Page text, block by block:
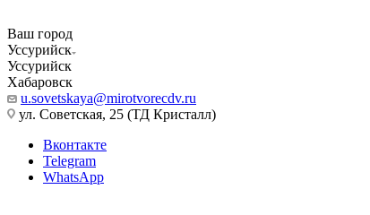
Ваш город
Уссурийск
Уссурийск
Хабаровск
u.sovetskaya@mirotvorecdv.ru
ул. Советская, 25 (ТД Кристалл)
Вконтакте
Telegram
WhatsApp